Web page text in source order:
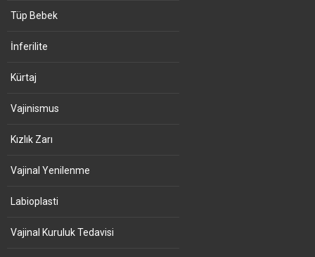
Tüp Bebek
İnferilite
Kürtaj
Vajinismus
Kızlık Zarı
Vajinal Yenilenme
Labioplasti
Vajinal Kuruluk Tedavisi